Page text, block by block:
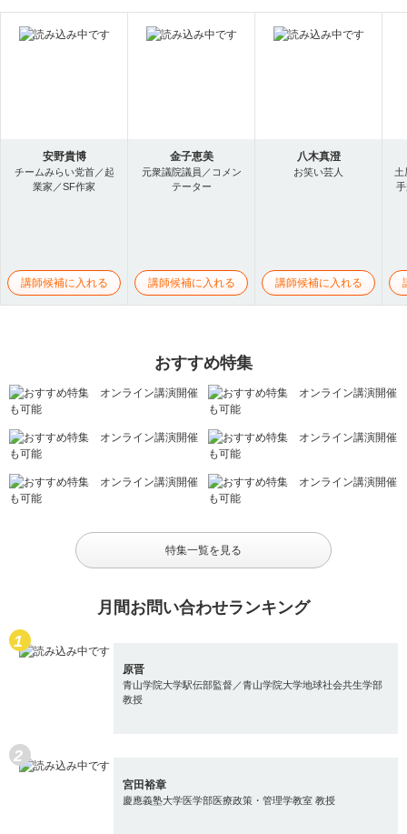
安野貴博
チームみらい党首／起
業家／SF作家
講師候補に入れる
金子恵美
元衆議院議員／コメン
テーター
講師候補に入れる
八木真澄
お笑い芸人
講師候補に入れる
土
おすすめ特集
特集一覧を見る
月間お問い合わせランキング
原晋
青山学院大学駅伝部監督／青山学院大学地球社会共生学部
教授
宮田裕章
慶應義塾大学医学部医療政策・管理学教室 教授